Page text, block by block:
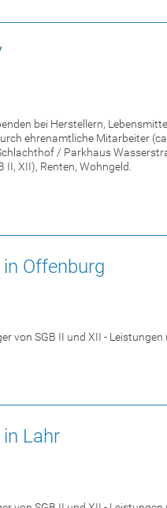
bei Herstellern,
ehrenamtliche Mitarbeiter
/ Parkhaus
XII), Renten, Wohngeld.
Offenburg
von SGB II und XII -
Lahr